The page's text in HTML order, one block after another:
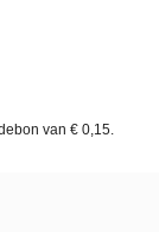
van € 0,15.